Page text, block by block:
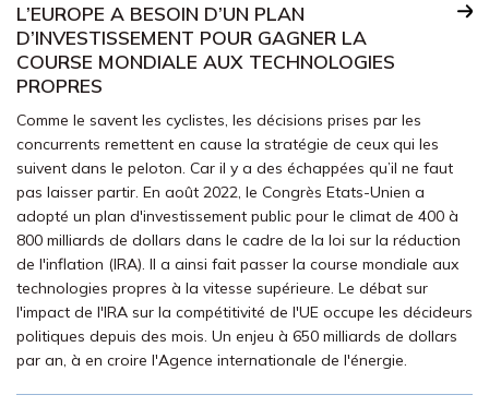
L’EUROPE A BESOIN D’UN PLAN
D’INVESTISSEMENT POUR GAGNER LA
COURSE MONDIALE AUX TECHNOLOGIES
PROPRES
Comme le savent les cyclistes, les décisions prises par les
concurrents remettent en cause la stratégie de ceux qui les
suivent dans le peloton. Car il y a des échappées qu’il ne faut
pas laisser partir. En août 2022, le Congrès Etats-Unien a
adopté un plan d'investissement public pour le climat de 400 à
800 milliards de dollars dans le cadre de la loi sur la réduction
de l'inflation (IRA). Il a ainsi fait passer la course mondiale aux
technologies propres à la vitesse supérieure. Le débat sur
l'impact de l'IRA sur la compétitivité de l'UE occupe les décideurs
politiques depuis des mois. Un enjeu à 650 milliards de dollars
par an, à en croire l'Agence internationale de l'énergie.